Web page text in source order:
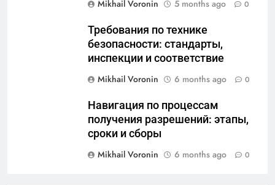
Mikhail Voronin
5 months ago 0
Требования по технике
безопасности: стандарты,
инспекции и соответствие
Mikhail Voronin
6 months ago 0
Навигация по процессам
получения разрешений: этапы,
сроки и сборы
Mikhail Voronin
6 months ago 0